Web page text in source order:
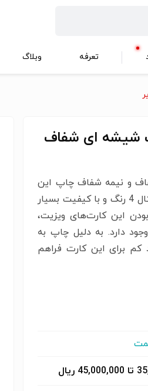
تعرفه وبلاگ
شیشه ای شفاف
و نیمه شفاف چاپ این
نوع از کارت‌های PVC به صورت دیجیتال 4 رنگ و با کیفیت بسیار
این کارت‌های ویزیت،
دارد. به دلیل چاپ به
برای این کارت فراهم